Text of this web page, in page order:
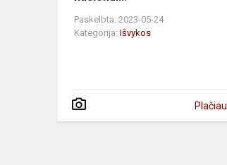
Paskelbta: 2023-05-24
Kategorija: Išvykos
Plačiau